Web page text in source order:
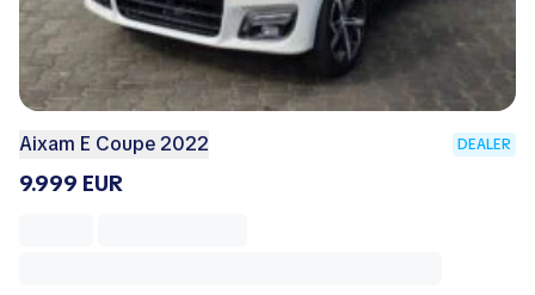
Aixam E Coupe 2022 DEALER
9.999 EUR